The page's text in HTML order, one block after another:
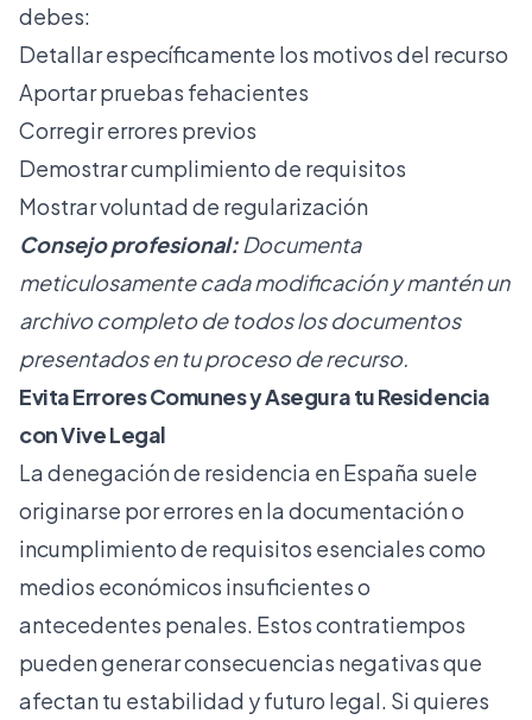
debes:
Detallar específicamente los motivos del recurso
Aportar pruebas fehacientes
Corregir errores previos
Demostrar cumplimiento de requisitos
Mostrar voluntad de regularización
Consejo profesional: Documenta
meticulosamente cada modificación y mantén un
archivo completo de todos los documentos
presentados en tu proceso de recurso.
Evita Errores Comunes y Asegura tu Residencia
con Vive Legal
La denegación de residencia en España suele
originarse por errores en la documentación o
incumplimiento de requisitos esenciales como
medios económicos insuficientes o
antecedentes penales. Estos contratiempos
pueden generar consecuencias negativas que
afectan tu estabilidad y futuro legal. Si quieres